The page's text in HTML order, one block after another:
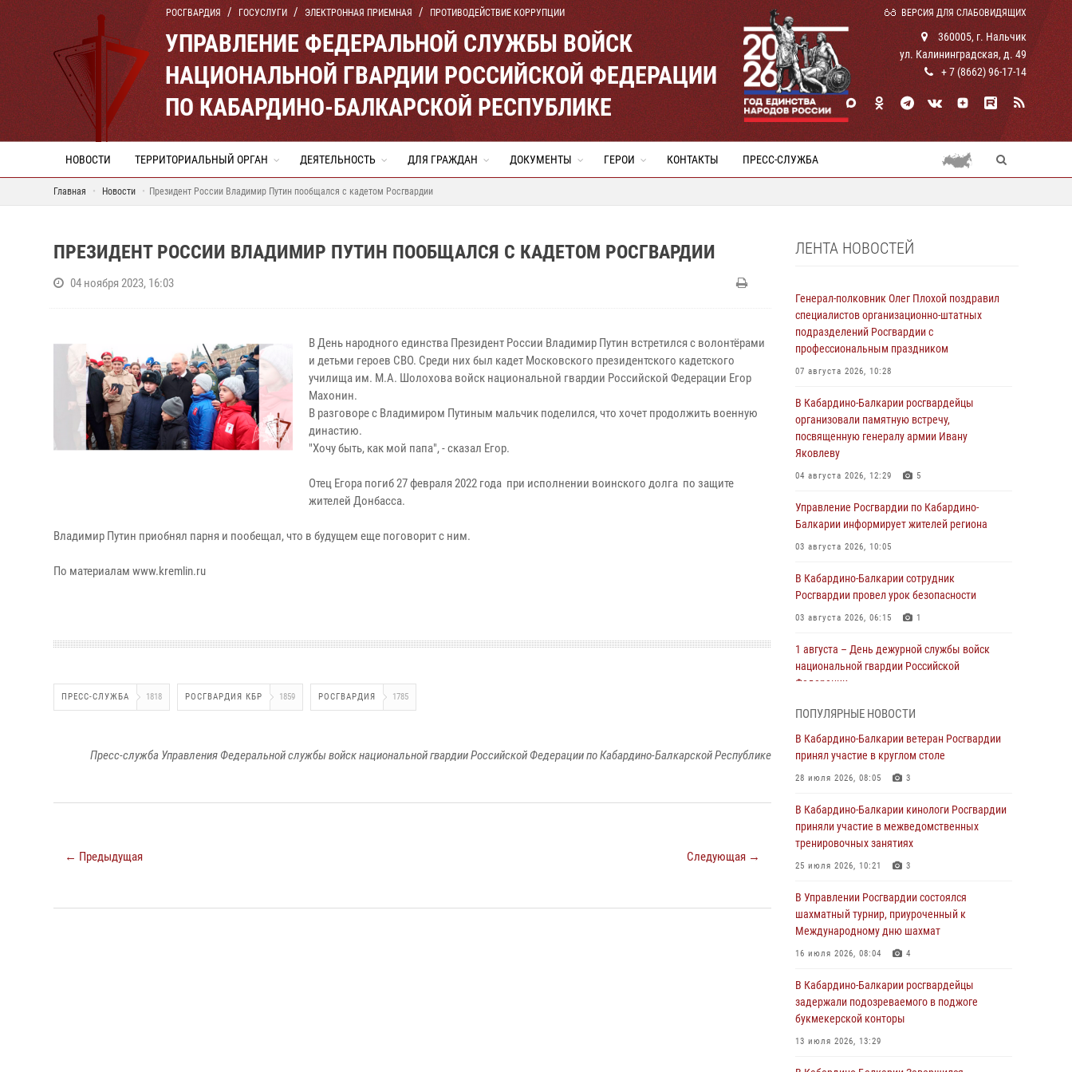
РОСГВАРДИЯ ГОСУСЛУГИ ЭЛЕКТРОННАЯ ПРИЕМНАЯ ПРОТИВОДЕЙСТВИЕ КОРРУПЦИИ ВЕРСИЯ ДЛЯ СЛАБОВИДЯЩИХ
УПРАВЛЕНИЕ ФЕДЕРАЛЬНОЙ СЛУЖБЫ ВОЙСК
НАЦИОНАЛЬНОЙ ГВАРДИИ РОССИЙСКОЙ ФЕДЕРАЦИИ
ПО КАБАРДИНО-БАЛКАРСКОЙ РЕСПУБЛИКЕ
360005, г. Нальчик
ул. Калининградская, д. 49
+ 7 (8662) 96-17-14
НОВОСТИ ТЕРРИТОРИАЛЬНЫЙ ОРГАН ДЕЯТЕЛЬНОСТЬ ДЛЯ ГРАЖДАН ДОКУМЕНТЫ ГЕРОИ КОНТАКТЫ ПРЕСС-СЛУЖБА
Главная Новости Президент России Владимир Путин пообщался с кадетом Росгвардии
ПРЕЗИДЕНТ РОССИИ ВЛАДИМИР ПУТИН ПООБЩАЛСЯ С КАДЕТОМ РОСГВАРДИИ
04 ноября 2023, 16:03
В День народного единства Президент России Владимир Путин встретился с волонтёрами
и детьми героев СВО. Среди них был кадет Московского президентского кадетского
училища им. М.А. Шолохова войск национальной гвардии Российской Федерации Егор
Махонин.
В разговоре с Владимиром Путиным мальчик поделился, что хочет продолжить военную
династию.
"Хочу быть, как мой папа", - сказал Егор.
Отец Егора погиб 27 февраля 2022 года при исполнении воинского долга по защите
жителей Донбасса.
Владимир Путин приобнял парня и пообещал, что в будущем еще поговорит с ним.
По материалам www.kremlin.ru
ПРЕСС-СЛУЖБА 1818 РОСГВАРДИЯ КБР 1859 РОСГВАРДИЯ 1785
Пресс-служба Управления Федеральной службы войск национальной гвардии Российской Федерации по Кабардино-Балкарской Республике
← Предыдущая Следующая →
ЛЕНТА НОВОСТЕЙ
Генерал-полковник Олег Плохой поздравил
специалистов организационно-штатных
подразделений Росгвардии с
профессиональным праздником
07 августа 2026, 10:28
В Кабардино-Балкарии росгвардейцы
организовали памятную встречу,
посвященную генералу армии Ивану
Яковлеву
04 августа 2026, 12:29 5
Управление Росгвардии по Кабардино-
Балкарии информирует жителей региона
03 августа 2026, 10:05
В Кабардино‑Балкарии сотрудник
Росгвардии провел урок безопасности
03 августа 2026, 06:15 1
1 августа – День дежурной службы войск
национальной гвардии Российской
Федерации
В Росгвардии вспоминают российских
воинов, погибших в Первой мировой войне
Директор Росгвардии Герой России генерал
армии Виктор Золотов поздравил
специалистов подразделений тыла с
01 августа 2026, 00:10
Росгвардия обеспечивает безопасность
граждан на южном направлении
Состоялась рабочая встреча директора
Росгвардии Героя России генерала армии
Российской Федерации в Северо-Кавказском
ПОПУЛЯРНЫЕ НОВОСТИ
В Кабардино-Балкарии ветеран Росгвардии
принял участие в круглом столе
28 июля 2026, 08:05 3
В Кабардино-Балкарии кинологи Росгвардии
приняли участие в межведомственных
тренировочных занятиях
25 июля 2026, 10:21 3
В Управлении Росгвардии состоялся
шахматный турнир, приуроченный к
Международному дню шахмат
16 июля 2026, 08:04 4
В Кабардино-Балкарии росгвардейцы
задержали подозреваемого в поджоге
букмекерской конторы
13 июля 2026, 13:29